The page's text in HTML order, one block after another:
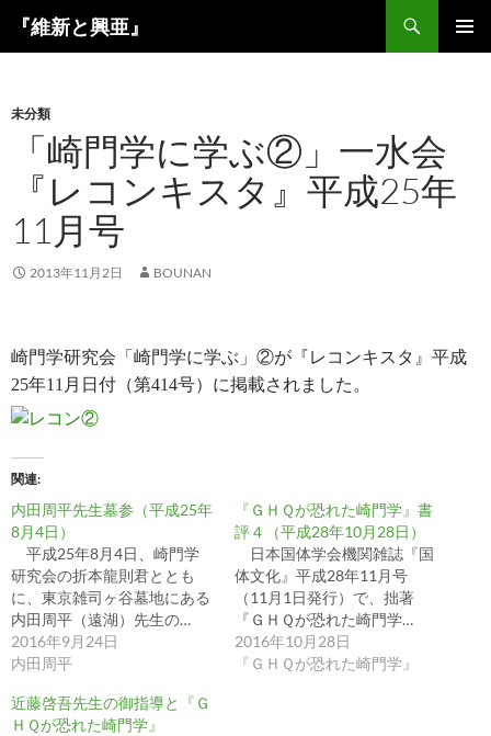
ツ
ッ
『維新と興亜』
未分類
「崎門学に学ぶ②」一水会
『レコンキスタ』平成25年
11月号
2013年11月2日 BOUNAN
崎門学研究会「崎門学に学ぶ」 ②が『レコンキスタ』平成
25年11 月日付（第414号）に掲載されました。
関連
内田周平先生墓参（平成25年
8月4日）
平成25年8月4日、崎門学
研究会の折本龍則君ととも
に、東京雑司ヶ谷墓地にある
内田周平（遠湖）先生の…
2016年9月24日
内田周平
『ＧＨＱが恐れた崎門学』書
評４（平成28年10月28日）
日本国体学会機関雑誌『国
体文化』平成28年11月号
（11月1日発行）で、拙著
『ＧＨＱが恐れた崎門学…
2016年10月28日
『ＧＨＱが恐れた崎門学』
近藤啓吾先生の御指導と『Ｇ
ＨＱが恐れた崎門学』